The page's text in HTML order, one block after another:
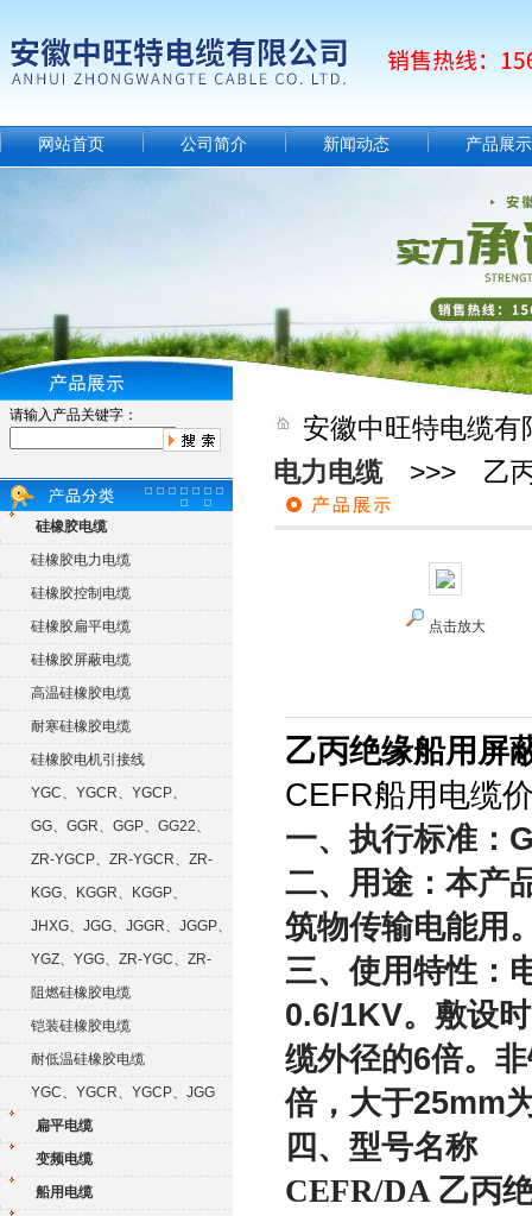
网站首页 公司简介 新闻动态 产品展示
请输入产品关键字：
硅橡胶电缆
硅橡胶电力电缆
硅橡胶控制电缆
硅橡胶扁平电缆
硅橡胶屏蔽电缆
高温硅橡胶电缆
耐寒硅橡胶电缆
硅橡胶电机引接线
YGC、YGCR、YGCP、
YGCRP
GG、GGR、GGP、GG22、
GGRP
ZR-YGCP、ZR-YGCR、ZR-
YGCRP
KGG、KGGR、KGGP、
KGGRP
JHXG、JGG、JGGR、JGGP、
JGGFYGZ、YGG、ZR-YGC、ZR-
KGG阻燃硅橡胶电缆
铠装硅橡胶电缆
耐低温硅橡胶电缆
YGC、YGCR、YGCP、JGG
扁平电缆
变频电缆
船用电缆
安徽中旺特电缆
电力电缆>>> 乙丙
点击放大
乙丙绝缘船用屏
CEFR船用电缆
一、执行标准：
二、用途：本产
筑物传输电能用
三、使用特性：
0.6/1KV。敷设
缆外径的6倍。
倍，大于25mm
四、型号名称
CEFR/DA 乙丙